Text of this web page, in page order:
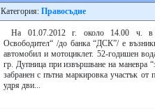
Категория: Правосъдие
На 01.07.2012 г. около 14.00 ч.
Освободител“ /до банка “ДСК”/ е
автомобил и мотоциклет. 52-годишен
гр. Дупница при извършване на маневра
забранен с пътна маркировка участък от
удря дви...